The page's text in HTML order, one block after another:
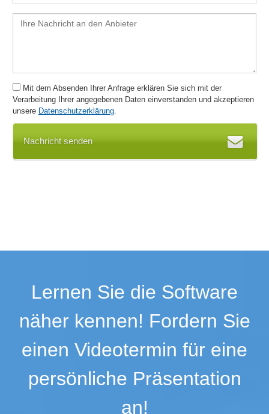
Mit dem Absenden Ihrer Anfrage erklären Sie sich mit der
Verarbeitung Ihrer angegebenen Daten einverstanden und akzeptieren
unsere Datenschutzerklärung.
Nachricht senden
Lernen Sie die Software
näher kennen! Fordern Sie
einen Videotermin für eine
persönliche Präsentation
an!